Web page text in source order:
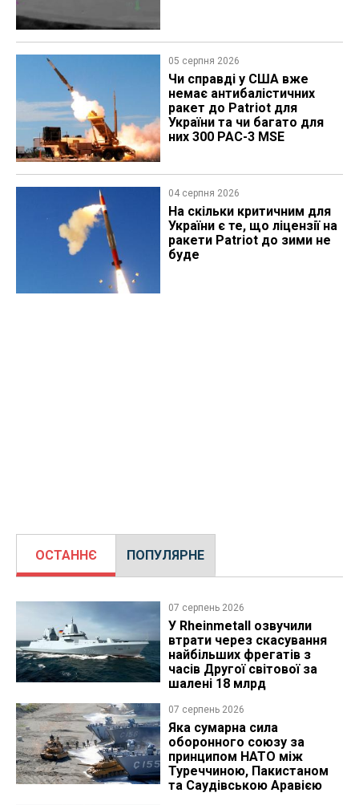
05 серпня 2026
Чи справді у США вже
немає антибалістичних
ракет до Patriot для
України та чи багато для
них 300 PAC-3 MSE
04 серпня 2026
На скільки критичним для
України є те, що ліцензії на
ракети Patriot до зими не
буде
ОСТАННЄ ПОПУЛЯРНЕ
07 серпень 2026
У Rheinmetall озвучили
втрати через скасування
найбільших фрегатів з
часів Другої світової за
шалені 18 млрд
07 серпень 2026
Яка сумарна сила
оборонного союзу за
принципом НАТО між
Туреччиною, Пакистаном
та Саудівською Аравією